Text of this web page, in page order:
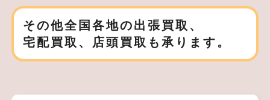
その他全国各地の出張買取、
宅配買取、店頭買取も承ります。